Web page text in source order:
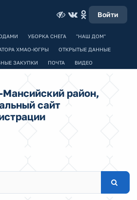
Войти
УБОРКА СНЕГА "НАШ ДОМ"
ХМАО-ЮГРЫ ОТКРЫТЫЕ ДАННЫЕ
ЗАКУПКИ ПОЧТА ВИДЕО
район,
сайт